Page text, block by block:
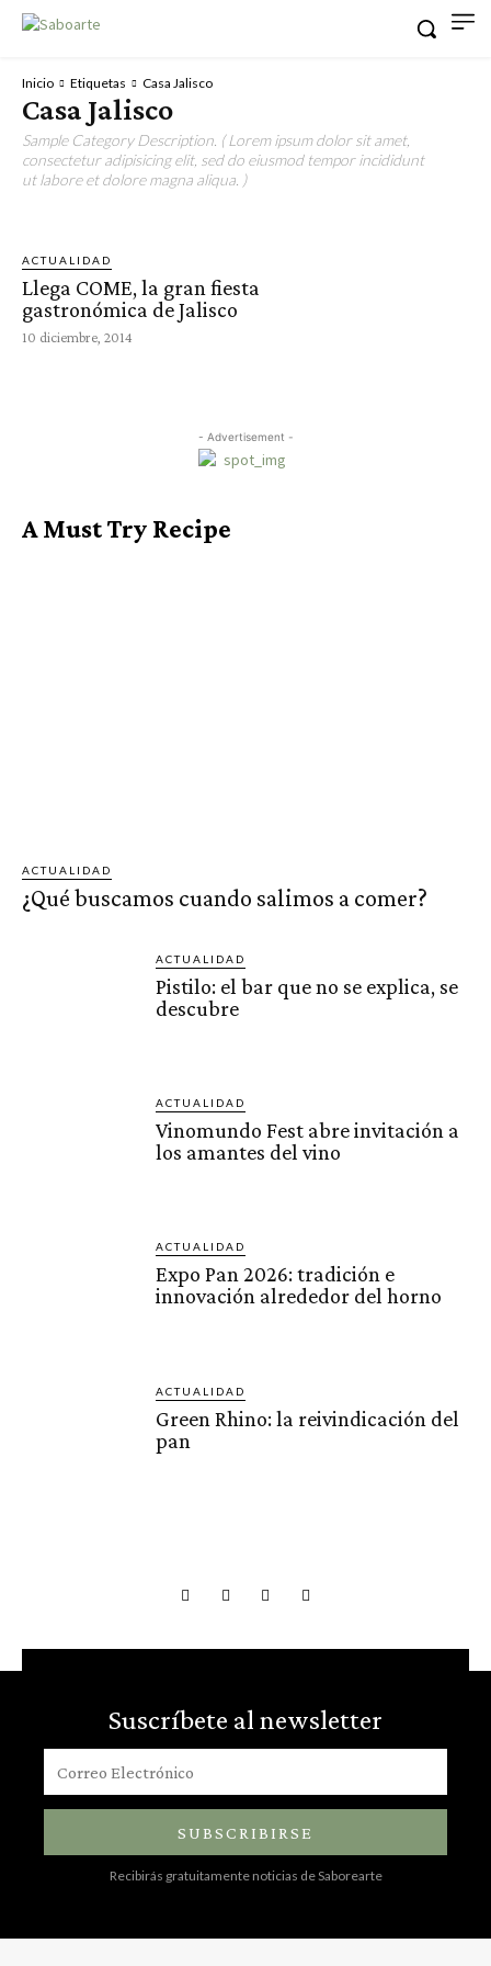
Inicio Etiquetas Casa Jalisco
Casa Jalisco
Sample Category Description. ( Lorem ipsum dolor sit amet,
consectetur adipisicing elit, sed do eiusmod tempor incididunt
ut labore et dolore magna aliqua. )
ACTUALIDAD
Llega COME, la gran fiesta
gastronómica de Jalisco
10 diciembre, 2014
- Advertisement -
A Must Try Recipe
ACTUALIDAD
¿Qué buscamos cuando salimos a comer?
ACTUALIDAD
Pistilo: el bar que no se explica, se
descubre
ACTUALIDAD
Vinomundo Fest abre invitación a
los amantes del vino
ACTUALIDAD
Expo Pan 2026: tradición e
innovación alrededor del horno
ACTUALIDAD
Green Rhino: la reivindicación del
pan
Suscríbete al newsletter
SUBSCRIBIRSE
Recibirás gratuitamente noticias de Saborearte